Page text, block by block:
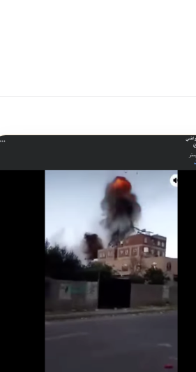
28 أغسطس ، والتي قالت أنها استهدفت